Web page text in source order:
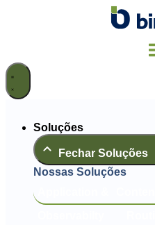
Soluções
Fechar Soluções
Nossas Soluções